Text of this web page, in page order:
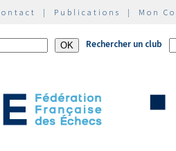
| Publications | Mon
Rechercher un club